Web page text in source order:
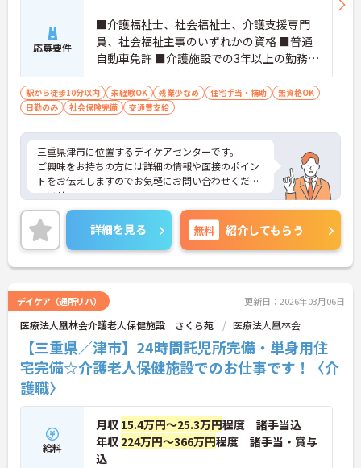
応募要件
■介護福祉士、社会福祉士、介護支援専門
員、社会福祉主事のいずれかの資格 ■普通
自動車免許 ■介護施設での3年以上の勤務経
験
駅から徒歩10分以内 未経験OK 残業少なめ 住宅手当・補助
無資格OK
日勤のみ
社会保険完備 交通費支給
三重県津市に位置するデイケアセンターです。
ご興味をお持ちの方には詳細の情報や面接のポイン
トをお伝えしますのでお気軽にお問い合わせくださ
いませ。
詳細を見る 無料 紹介してもらう
デイケア（通所リハ） 更新日：2026年03月06日
医療法人凰林会介護老人保健施設 さくら苑 医療法人凰林会
【三重県／津市】24時間託児所完備・単身用住
宅完備☆介護老人保健施設でのお仕事です！〈介
護職〉
給料
月収 15.4万円～25.3万円程度 諸手当込
年収 224万円～366万円程度 諸手当・賞与
込